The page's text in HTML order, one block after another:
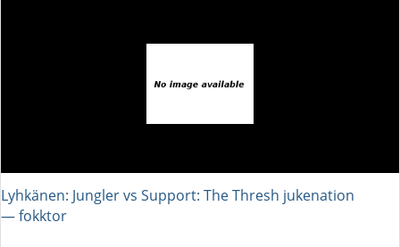
Lyhkänen: Jungler vs Support: The Thresh jukenation
― fokktor